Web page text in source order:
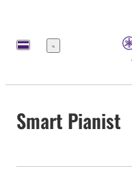
Menu
Smart Pianist